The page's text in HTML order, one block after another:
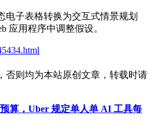
电子表格转换为交互式情景规划
应用程序中调整假设。
否则均为本站原创文章，转载时请
算，Uber 规定单人单 AI 工具每